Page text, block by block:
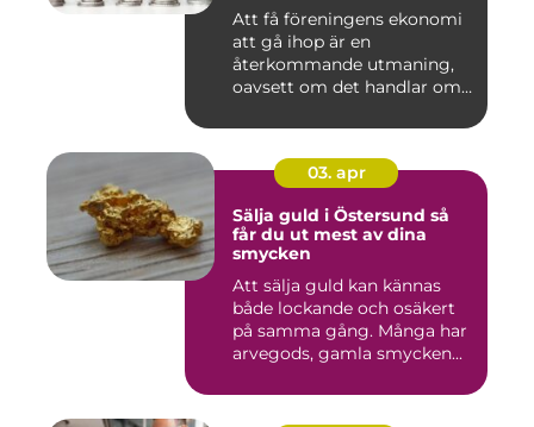
Att få föreningens ekonomi
att gå ihop är en
återkommande utmaning,
oavsett om det handlar om
03. apr
Sälja guld i Östersund så
får du ut mest av dina
smycken
Att sälja guld kan kännas
både lockande och osäkert
på samma gång. Många har
arvegods, gamla smycken...